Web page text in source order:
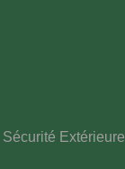
Sécurité Extérieure